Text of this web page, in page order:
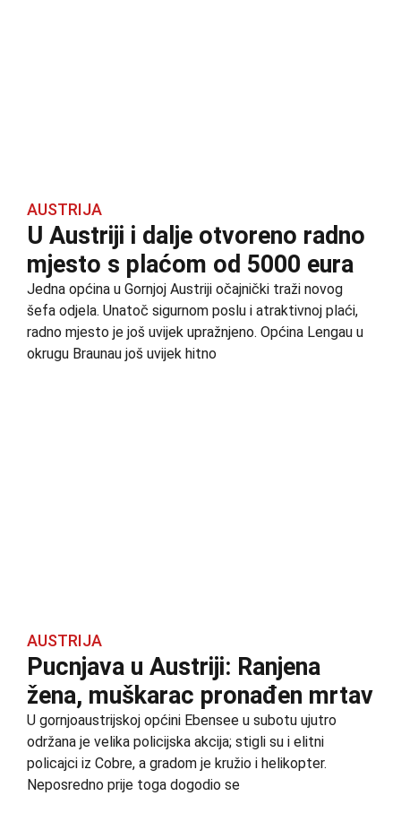
AUSTRIJA
U Austriji i dalje otvoreno radno
mjesto s plaćom od 5000 eura
Jedna općina u Gornjoj Austriji očajnički traži novog
šefa odjela. Unatoč sigurnom poslu i atraktivnoj plaći,
radno mjesto je još uvijek upražnjeno. Općina Lengau u
okrugu Braunau još uvijek hitno
AUSTRIJA
Pucnjava u Austriji: Ranjena
žena, muškarac pronađen mrtav
U gornjoaustrijskoj općini Ebensee u subotu ujutro
održana je velika policijska akcija; stigli su i elitni
policajci iz Cobre, a gradom je kružio i helikopter.
Neposredno prije toga dogodio se